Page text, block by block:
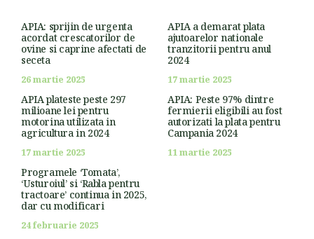
APIA: sprijin de urgenta
acordat crescatorilor de
ovine si caprine afectati de
seceta
26 martie 2025
APIA a demarat plata
ajutoarelor nationale
tranzitorii pentru anul
2024
17 martie 2025
APIA plateste peste 297
milioane lei pentru
motorina utilizata in
agricultura in 2024
17 martie 2025
APIA: Peste 97% dintre
fermierii eligibili au fost
autorizati la plata pentru
Campania 2024
11 martie 2025
Programele ‘Tomata’,
‘Usturoiul’ si ‘Rabla pentru
tractoare’ continua in 2025,
dar cu modificari
24 februarie 2025